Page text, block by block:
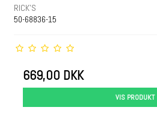
RICK'S
50-68836-15
669,00 DKK
VIS PRODUKT